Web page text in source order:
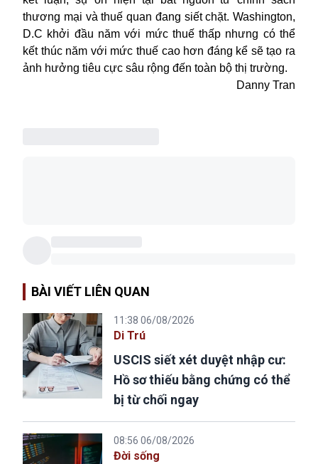
thương mại và thuế quan đang siết chặt. Washington,
D.C khởi đầu năm với mức thuế thấp nhưng có thể
kết thúc năm với mức thuế cao hơn đáng kể sẽ tạo ra
ảnh hưởng tiêu cực sâu rộng đến toàn bộ thị trường.
Danny Tran
BÀI VIẾT LIÊN QUAN
11:38 06/08/2026
Di Trú
USCIS siết xét duyệt nhập cư:
Hồ sơ thiếu bằng chứng có thể
bị từ chối ngay
08:56 06/08/2026
Đời sống